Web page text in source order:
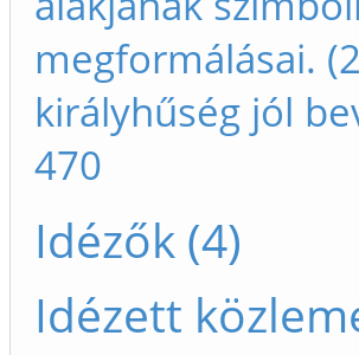
megformálásai.
királyhűség jól
470
Idézők (4)
Idézett